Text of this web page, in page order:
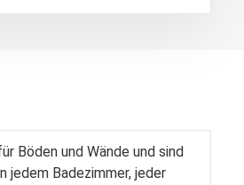
Böden und Wände und sind
jedem Badezimmer, jeder